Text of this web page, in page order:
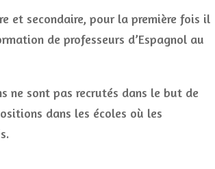
et secondaire, pour la première fois il
de professeurs d’Espagnol au
ne sont pas recrutés dans le but de
dans les écoles où les